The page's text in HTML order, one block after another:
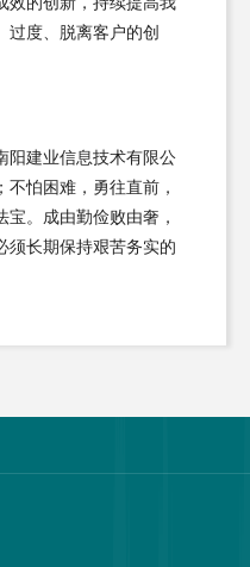
过度、脱离客户的创
阳建业信息技术有限公
怕困难，勇往直前，
。成由勤俭败由奢，
须长期保持艰苦务实的